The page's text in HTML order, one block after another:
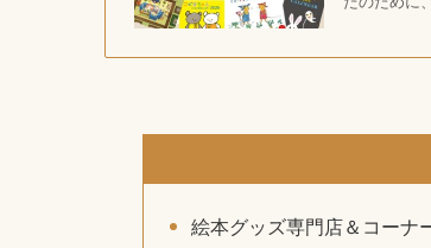
絵本グッズ専門店＆コーナ